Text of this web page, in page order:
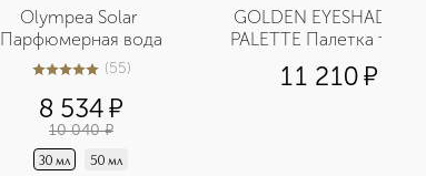
Olympea Solar
Парфюмерная вода
5из 555 (55)
8 534¤
10 040 ¤
30 мл 50 мл
GOLDEN EYESHADOW
PALETTE Палетка теней
11 210¤